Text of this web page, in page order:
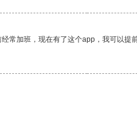
加班，现在有了这个app，我可以提